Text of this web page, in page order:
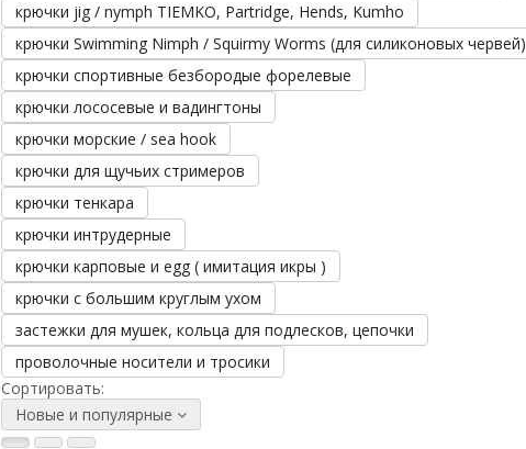
крючки jig / nymph TIEMKO, Partridge, Hends, Kumho
крючки Swimming Nimph / Squirmy Worms (для силиконовых червей)
крючки спортивные безбородые форелевые
крючки лососевые и вадингтоны
крючки морские / sea hook
крючки для щучьих стримеров
крючки тенкара
крючки интрудерные
крючки карповые и egg ( имитация икры )
крючки с большим круглым ухом
застежки для мушек, кольца для подлесков, цепочки
проволочные носители и тросики
Сортировать:
Новые и популярные